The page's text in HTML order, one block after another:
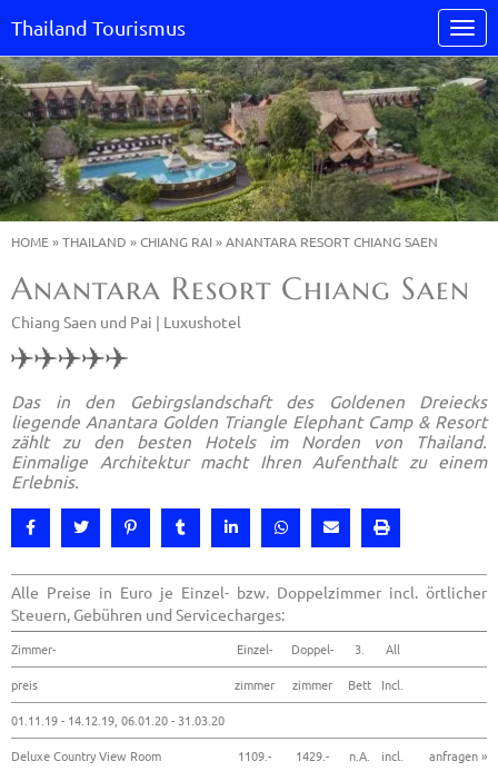
Thailand Tourismus
HOME»THAILAND »CHIANG RAI»ANANTARA RESORT CHIANG SAEN
Anantara Resort Chiang Saen
Chiang Saen und Pai | Luxushotel
Das in den Gebirgslandschaft des Goldenen Dreiecks
liegende Anantara Golden Triangle Elephant Camp & Resort
zählt zu den besten Hotels im Norden von Thailand.
Einmalige Architektur macht Ihren Aufenthalt zu einem
Erlebnis.
Alle Preise in Euro je Einzel- bzw. Doppelzimmer incl. örtlicher
Steuern, Gebühren und Servicecharges:
Zimmer- Einzel- Doppel- 3.
All
preis
zimmer zimmer Bett
Incl.
01.11.19 - 14.12.19, 06.01.20 - 31.03.20
Deluxe Country View Room
1109.- 1429.- n.A. incl.
anfragen »